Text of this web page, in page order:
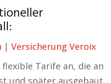
| Versicherung Veroix
Tarife an, die an
und später ausgebaut